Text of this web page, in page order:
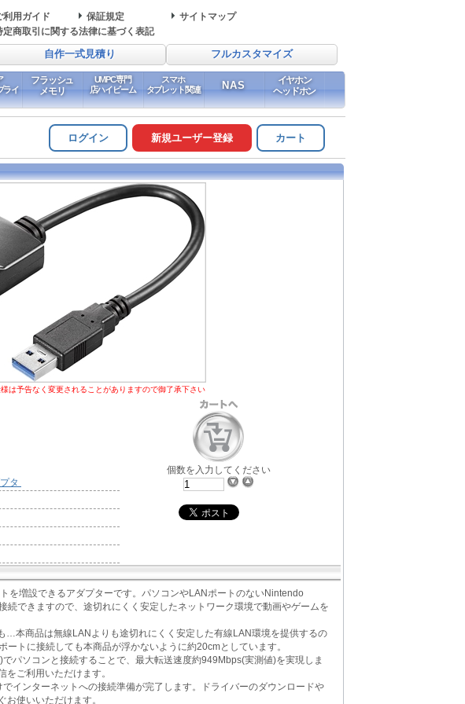
利用ガイド 保証規定
サイトマップ
定商取引に関する法律に基づく表記
自作一式見積り フルカスタマイズ
ライ
フラッシュ
メモリ
UMPC専門
店ハイビーム
スマホ
タブレット関連
NAS
イヤホン
ヘッドホン
ログイン 新規ユーザー登録 カート
は予告なく変更されることがありますので御了承下さい
タ
個数を入力してください
を増設できるアダプターです。パソコンやLANポートのないNintendo
できますので、途切れにくく安定したネットワーク環境で動画やゲームを
本商品は無線LANよりも途切れにくく安定した有線LAN環境を提供するの
トに接続しても本商品が浮かないように約20cmとしています。
パソコンと接続することで、最大転送速度約949Mbps(実測値)を実現しま
ご利用いただけます。
インターネットへの接続準備が完了します。ドライバーのダウンロードや
使いいただけます。